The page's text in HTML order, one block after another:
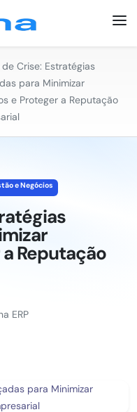
Crise: Estratégias
para Minimizar
e Proteger a Reputação
e Negócios
Reputação
ERP